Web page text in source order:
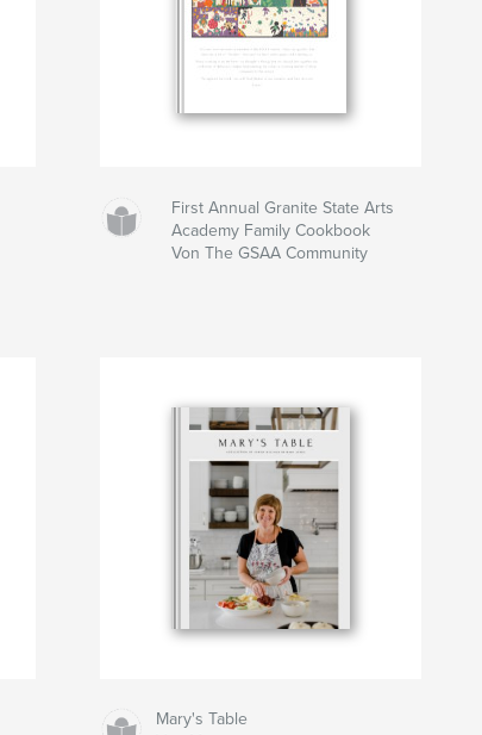
First Annual Granite State Arts
Academy Family Cookbook
Von The GSAA Community
Mary's Table